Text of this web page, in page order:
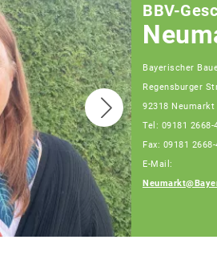
BBV-
Bayerischer
Regensburger
92318 Neumarkt
Tel: 09181 2668-
Fax: 09181
E-Mail: